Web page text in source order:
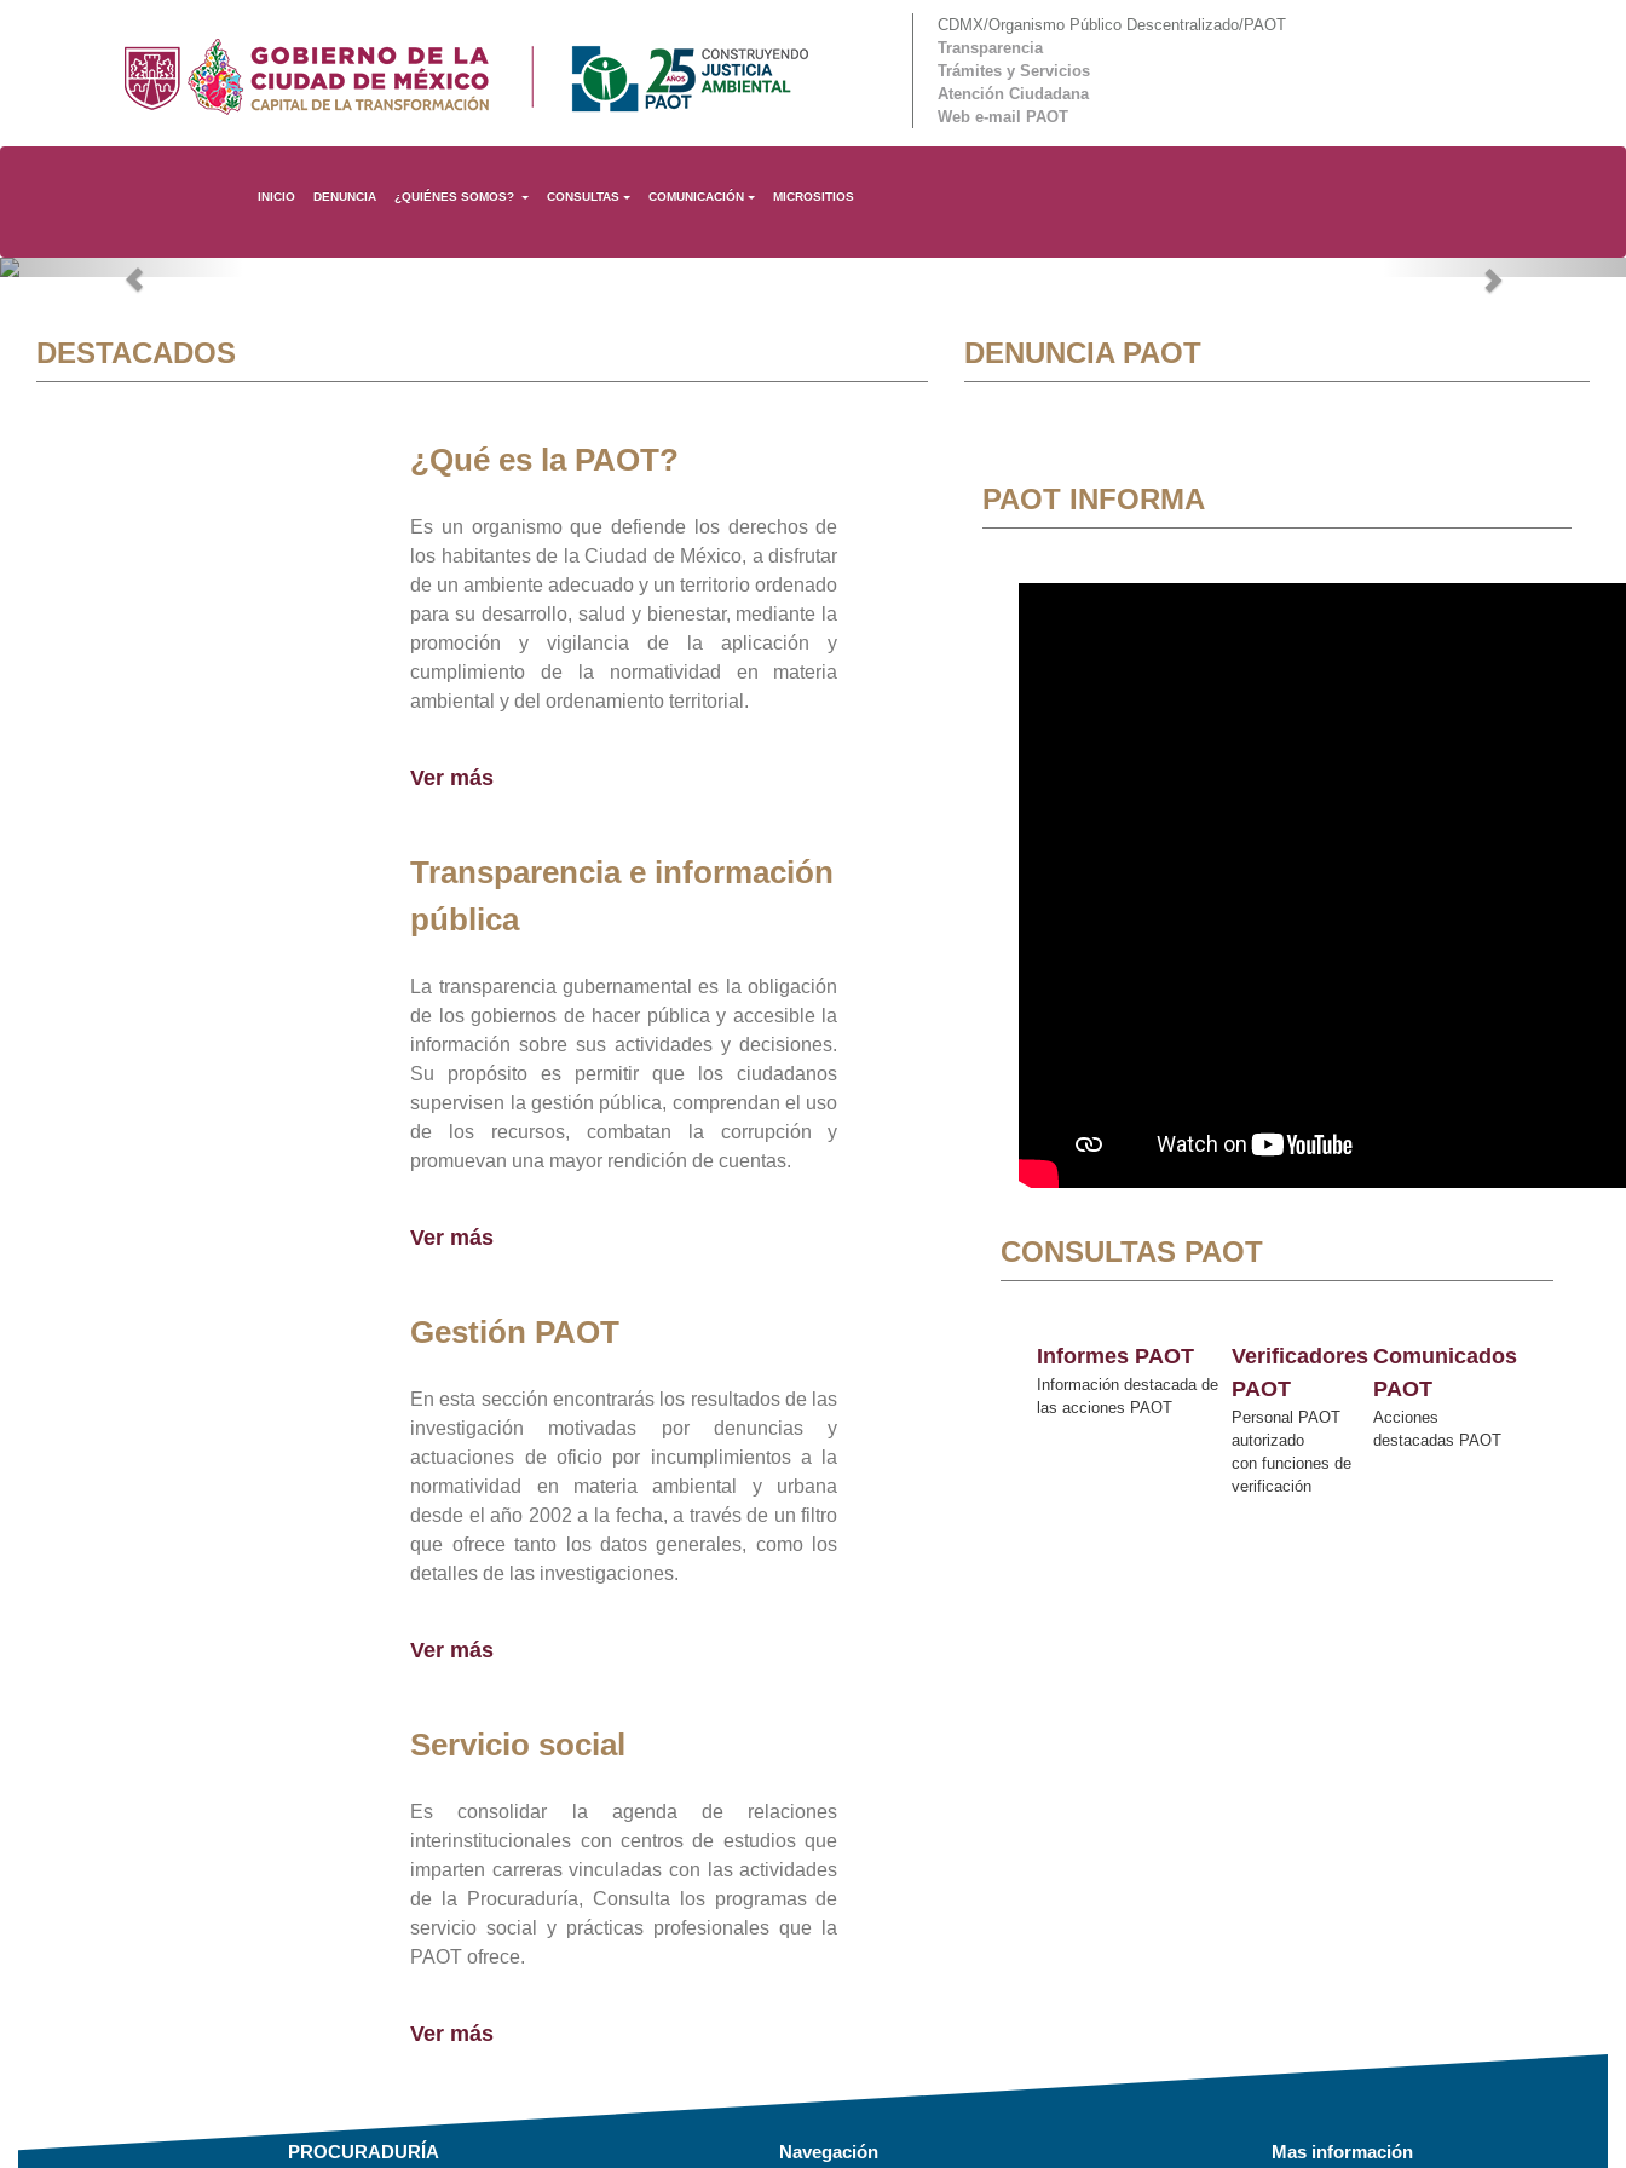
CDMX/Organismo Público Descentralizado/PAOT
Transparencia
Trámites y Servicios
Atención Ciudadana
Web e-mail PAOT
INICIO DENUNCIA ¿QUIÉNES SOMOS? CONSULTAS COMUNICACIÓN MICROSITIOS
Previous Next
DESTACADOS
¿Qué es la PAOT?
Es un organismo que defiende los derechos de
los habitantes de la Ciudad de México, a disfrutar
de un ambiente adecuado y un territorio ordenado
para su desarrollo, salud y bienestar, mediante la
promoción y vigilancia de la aplicación y
cumplimiento de la normatividad en materia
ambiental y del ordenamiento territorial.
Ver más
Transparencia e información
pública
La transparencia gubernamental es la obligación
de los gobiernos de hacer pública y accesible la
información sobre sus actividades y decisiones.
Su propósito es permitir que los ciudadanos
supervisen la gestión pública, comprendan el uso
de los recursos, combatan la corrupción y
promuevan una mayor rendición de cuentas.
Ver más
Gestión PAOT
En esta sección encontrarás los resultados de las
investigación motivadas por denuncias y
actuaciones de oficio por incumplimientos a la
normatividad en materia ambiental y urbana
desde el año 2002 a la fecha, a través de un filtro
que ofrece tanto los datos generales, como los
detalles de las investigaciones.
Ver más
Servicio social
Es consolidar la agenda de relaciones
interinstitucionales con centros de estudios que
imparten carreras vinculadas con las actividades
de la Procuraduría, Consulta los programas de
servicio social y prácticas profesionales que la
PAOT ofrece.
Ver más
DENUNCIA PAOT
PAOT INFORMA
CONSULTAS PAOT
Informes PAOT
Información destacada de
las acciones PAOT
Verificadores
PAOT
Personal PAOT
autorizado
con funciones de
verificación
Comunicados
PAOT
Acciones
destacadas PAOT
PROCURADURÍA Navegación Mas información